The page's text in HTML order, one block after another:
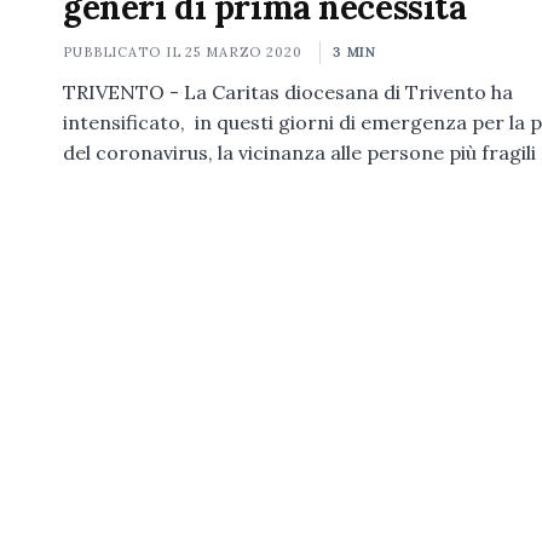
PUBBLICATO IL25 MARZO 2020 3 MIN
TRIVENTO - La Caritas diocesana di Trivento ha
intensificato, in questi giorni di emergenza per la
del coronavirus, la vicinanza alle persone più fragili